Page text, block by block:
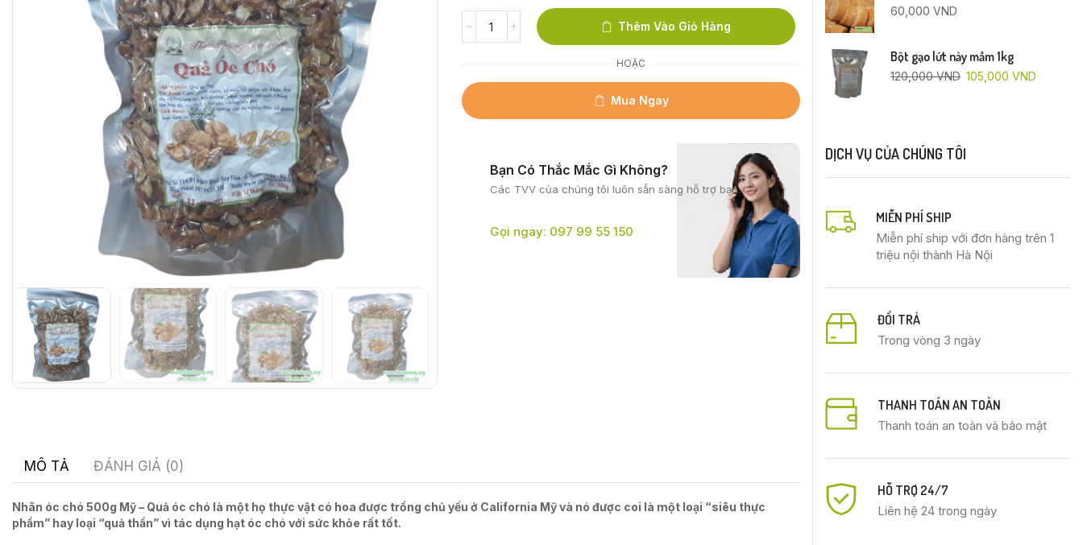
Thêm Vào Giỏ Hàng
HOẶC
Mua Ngay
Bạn Có Thắc Mắc Gì Không?
Các TVV của chúng tôiluôn sẵn sàng hỗ trợ bạn.
Gọi ngay: 097 99 55 150
MÔ TẢ ĐÁNH GIÁ (0)
Nhân óc chó 500g Mỹ – Quả óc chó là một họ thực vật có hoa được trồng chủ yếu ở California Mỹ và nó được coi là một loại “siêu thực
phẩm” hay loại “quả thần” vì tác dụng hạt óc chó với sức khỏe rất tốt.
60,000 VND
Bột gạo lứt nảy mầm 1kg
120,000VND 105,000 VND
DỊCH VỤ CỦA CHÚNG TÔI
MIỄN PHÍ SHIP
Miễn phí ship với đơn hàng trên 1
triệu nội thành Hà Nội
ĐỔI TRẢ
Trong vòng 3 ngày
THANH TOÁN AN TOÀN
Thanh toán an toàn và bảo mật
HỖ TRỢ 24/7
Liên hệ 24 trong ngày